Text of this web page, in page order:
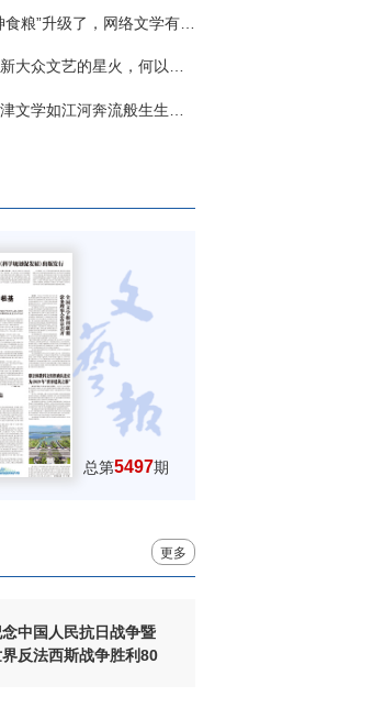
级了，网络文学有了哪些新变化？
众文艺的星火，何以燎原？
学如江河奔流般生生不息
总第5497期
更多
中国人民抗日战争暨
反法西斯战争胜利80